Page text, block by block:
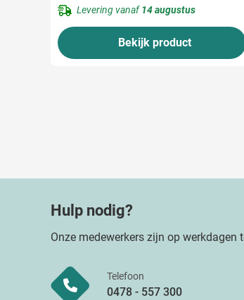
Levering vanaf14 augustus
Bekijk product
Hulp nodig?
Onze medewerkers zijn op werkdagen
Telefoon
0478 - 557 300